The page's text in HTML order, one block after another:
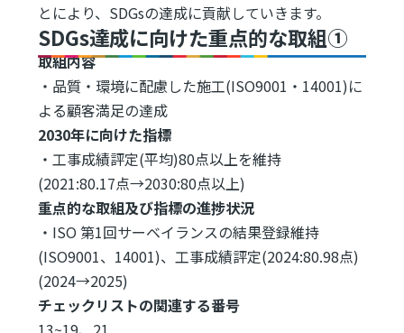
とにより、SDGsの達成に貢献していきます。
SDGs達成に向けた重点的な取組①
取組内容
・品質・環境に配慮した施工(ISO9001・14001)に
よる顧客満足の達成
2030年に向けた指標
・工事成績評定(平均)80点以上を維持
(2021:80.17点→2030:80点以上)
重点的な取組及び指標の進捗状況
・ISO 第1回サーベイランスの結果登録維持
(ISO9001、14001)、工事成績評定(2024:80.98点)
(2024→2025)
チェックリストの関連する番号